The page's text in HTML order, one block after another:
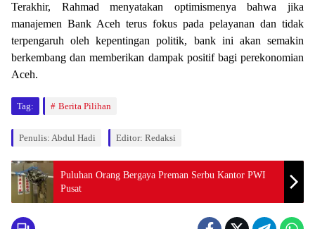
Terakhir, Rahmad menyatakan optimismenya bahwa jika
manajemen Bank Aceh terus fokus pada pelayanan dan tidak
terpengaruh oleh kepentingan politik, bank ini akan semakin
berkembang dan memberikan dampak positif bagi perekonomian
Aceh.
Tag: Berita Pilihan
Penulis: Abdul Hadi Editor: Redaksi
Puluhan Orang Bergaya Preman Serbu Kantor PWI
Pusat